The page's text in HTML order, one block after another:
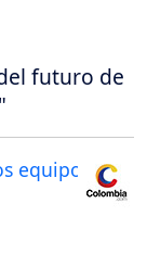
futuro de